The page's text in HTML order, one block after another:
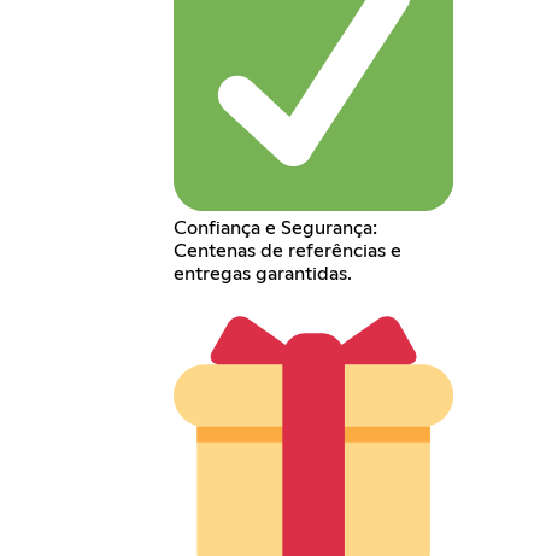
Confiança e Segurança:
Centenas de referências e
entregas garantidas.